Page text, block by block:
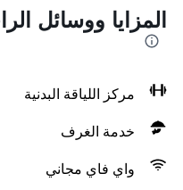
المزايا ووسائل
مركز اللياقة البدنية
خدمة الغرف
واي فاي مجاني